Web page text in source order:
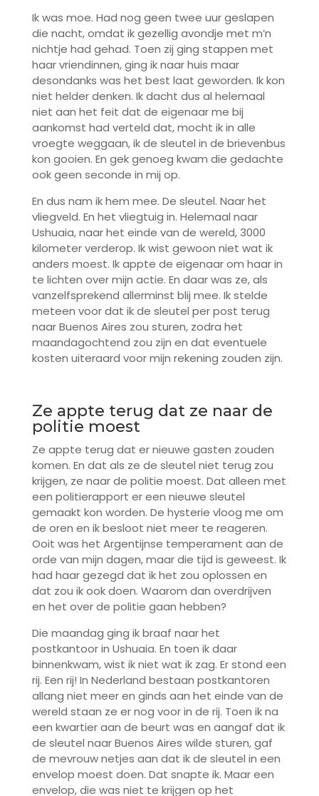
Ik was moe. Had nog geen twee uur geslapen
die nacht, omdat ik gezellig avondje met m’n
nichtje had gehad. Toen zij ging stappen met
haar vriendinnen, ging ik naar huis maar
desondanks was het best laat geworden. Ik kon
niet helder denken. Ik dacht dus al helemaal
niet aan het feit dat de eigenaar me bij
aankomst had verteld dat, mocht ik in alle
vroegte weggaan, ik de sleutel in de brievenbus
kon gooien. En gek genoeg kwam die gedachte
ook geen seconde in mij op.
En dus nam ik hem mee. De sleutel. Naar het
vliegveld. En het vliegtuig in. Helemaal naar
Ushuaia, naar het einde van de wereld, 3000
kilometer verderop. Ik wist gewoon niet wat ik
anders moest. Ik appte de eigenaar om haar in
te lichten over mijn actie. En daar was ze, als
vanzelfsprekend allerminst blij mee. Ik stelde
meteen voor dat ik de sleutel per post terug
naar Buenos Aires zou sturen, zodra het
maandagochtend zou zijn en dat eventuele
kosten uiteraard voor mijn rekening zouden zijn.
Ze appte terug dat ze naar de
politie moest
Ze appte terug dat er nieuwe gasten zouden
komen. En dat als ze de sleutel niet terug zou
krijgen, ze naar de politie moest. Dat alleen met
een politierapport er een nieuwe sleutel
gemaakt kon worden. De hysterie vloog me om
de oren en ik besloot niet meer te reageren.
Ooit was het Argentijnse temperament aan de
orde van mijn dagen, maar die tijd is geweest. Ik
had haar gezegd dat ik het zou oplossen en
dat zou ik ook doen. Waarom dan overdrijven
en het over de politie gaan hebben?
Die maandag ging ik braaf naar het
postkantoor in Ushuaia. En toen ik daar
binnenkwam, wist ik niet wat ik zag. Er stond een
rij. Een rij! In Nederland bestaan postkantoren
allang niet meer en ginds aan het einde van de
wereld staan ze er nog voor in de rij. Toen ik na
een kwartier aan de beurt was en aangaf dat ik
de sleutel naar Buenos Aires wilde sturen, gaf
de mevrouw netjes aan dat ik de sleutel in een
envelop moest doen. Dat snapte ik. Maar een
envelop, die was niet te krijgen op het